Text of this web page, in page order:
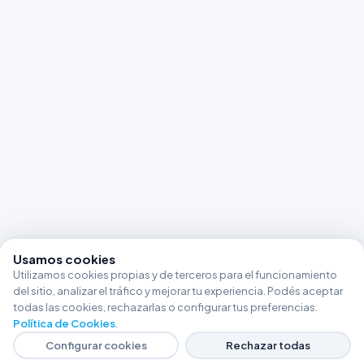
Usamos cookies
Utilizamos cookies propias y de terceros para el funcionamiento
del sitio, analizar el tráfico y mejorar tu experiencia. Podés aceptar
todas las cookies, rechazarlas o configurar tus preferencias.
Política de Cookies
Configurar cookies
Rechazar todas